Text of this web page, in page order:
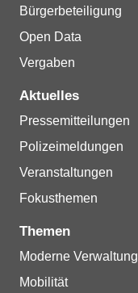
Bürgerbeteiligung
Open Data
Vergaben
Aktuelles
Pressemitteilungen
Polizeimeldungen
Veranstaltungen
Fokusthemen
Themen
Moderne Verwaltung
Mobilität